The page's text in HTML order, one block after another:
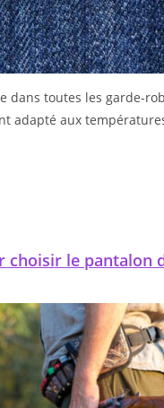
dans toutes les garde-
adapté aux
le pantalon